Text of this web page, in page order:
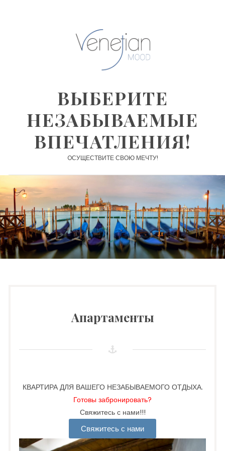
ВЫБЕРИТЕ
НЕЗАБЫВАЕМЫЕ
ВПЕЧАТЛЕНИЯ!
OСУЩЕСТВИТЕ СВОЮ МЕЧТУ!
Апартаменты
КВАРТИРА ДЛЯ ВАШЕГО НЕЗАБЫВАЕМОГО ОТДЫХА.
Готовы забронировать?
Свяжитесь с нами!!!
Свяжитесь с нами